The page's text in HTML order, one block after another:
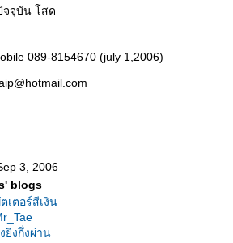
จจุบัน โสด
089-8154670 (july 1,2006)
3, 2006
blogs
เตอร์สีเงิน
ยิงกึ่งผ่าน